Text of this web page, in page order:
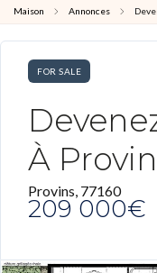
Maison Annonces
FOR SALE
À
Provins, 77160
209 000€